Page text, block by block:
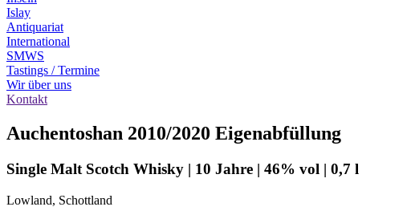
Islay
Antiquariat
International
SMWS
Tastings / Termine
Wir über uns
Kontakt
Auchentoshan 2010/2020 Eigenabfüllung
Single Malt Scotch Whisky | 10 Jahre | 46% vol | 0,7 l
Lowland, Schottland